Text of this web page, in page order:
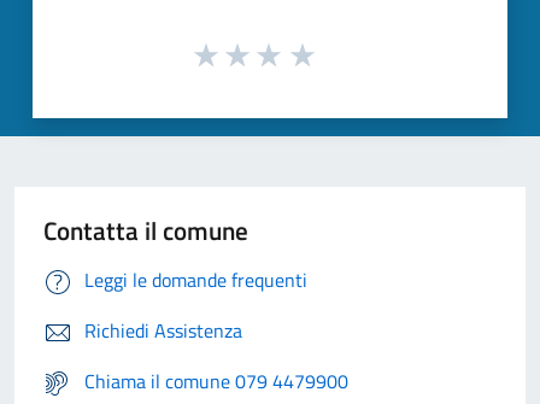
Contatta il comune
Leggi le domande frequenti
Richiedi Assistenza
Chiama il comune 079 4479900